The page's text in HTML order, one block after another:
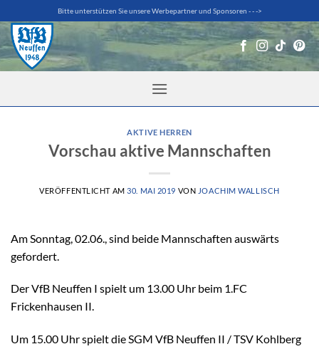
Inhalt
springen
Bitte unterstützen Sie unsere Werbepartner und Sponsoren - - ->
AKTIVE HERREN
Vorschau aktive Mannschaften
VERÖFFENTLICHT AM 30. MAI 2019 VON JOACHIM WALLISCH
Am Sonntag, 02.06., sind beide Mannschaften auswärts
gefordert.
Der VfB Neuffen I spielt um 13.00 Uhr beim 1.FC
Frickenhausen II.
Um 15.00 Uhr spielt die SGM VfB Neuffen II / TSV Kohlberg